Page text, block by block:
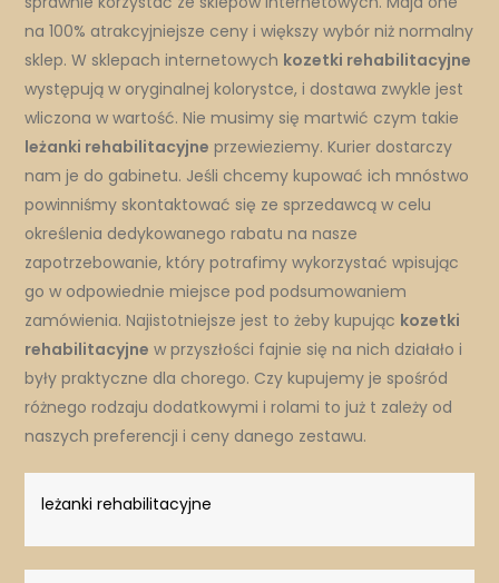
na 100% atrakcyjniejsze ceny i większy wybór niż normalny
sklep. W sklepach internetowych kozetki rehabilitacyjne
występują w oryginalnej kolorystce, i dostawa zwykle jest
wliczona w wartość. Nie musimy się martwić czym takie
leżanki rehabilitacyjne przewieziemy. Kurier dostarczy
nam je do gabinetu. Jeśli chcemy kupować ich mnóstwo
powinniśmy skontaktować się ze sprzedawcą w celu
określenia dedykowanego rabatu na nasze
zapotrzebowanie, który potrafimy wykorzystać wpisując
go w odpowiednie miejsce pod podsumowaniem
zamówienia. Najistotniejsze jest to żeby kupując kozetki
rehabilitacyjne w przyszłości fajnie się na nich działało i
były praktyczne dla chorego. Czy kupujemy je spośród
różnego rodzaju dodatkowymi i rolami to już t zależy od
naszych preferencji i ceny danego zestawu.
leżanki rehabilitacyjne